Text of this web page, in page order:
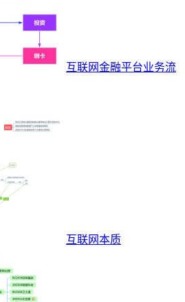
互联网金融平台业务流
互联网本质